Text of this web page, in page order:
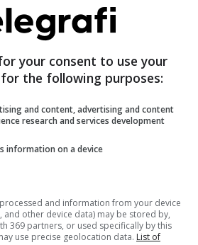
e ndjen mungesën e tij
më.
your consent to use your
the following purposes:
and content, advertising and content
research and services development
information on a device
and information from your device
and other device data) may be stored by,
369 partners, or used specifically by this
use precise geolocation data. List of